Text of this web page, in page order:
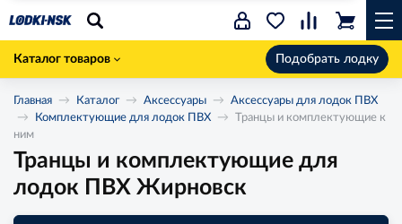
Каталог товаров Подобрать лодку
Главная Каталог Аксессуары
Аксессуары для лодок ПВХ
Комплектующие для лодок ПВХ
Транцы и комплектующие к
ним
Транцы и комплектующие для
лодок ПВХ Жирновск